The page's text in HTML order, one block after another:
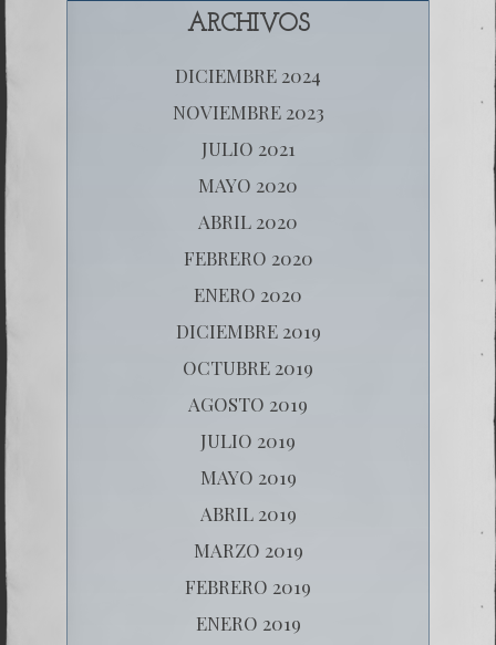
ARCHIVOS
DICIEMBRE 2024
NOVIEMBRE 2023
JULIO 2021
MAYO 2020
ABRIL 2020
FEBRERO 2020
ENERO 2020
DICIEMBRE 2019
OCTUBRE 2019
AGOSTO 2019
JULIO 2019
MAYO 2019
ABRIL 2019
MARZO 2019
FEBRERO 2019
ENERO 2019